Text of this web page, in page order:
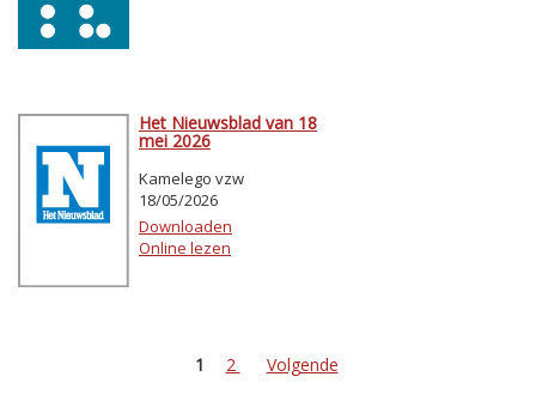
Het Nieuwsblad van 18
mei 2026
Kamelego vzw
18/05/2026
Downloaden
Online lezen
1 2 Volgende